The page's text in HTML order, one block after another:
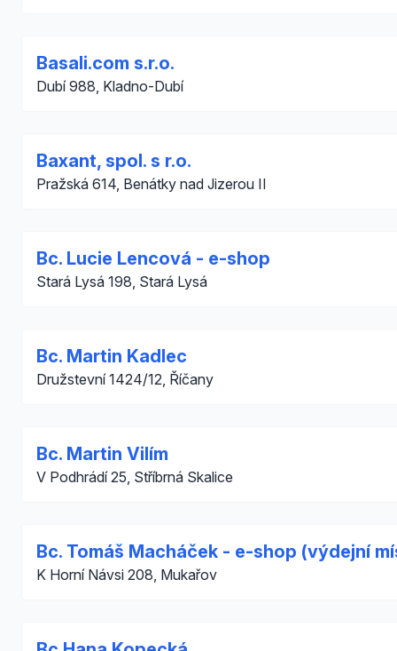
Basali.com s.r.o.
Dubí 988, Kladno-Dubí
Baxant, spol. s r.o.
Pražská 614, Benátky nad Jizerou II
Bc. Lucie Lencová - e-shop
Stará Lysá 198, Stará Lysá
Bc. Martin Kadlec
Družstevní 1424/12, Říčany
Bc. Martin Vilím
V Podhrádí 25, Stříbrná Skalice
Bc. Tomáš Macháček - e-shop (výdejní
K Horní Návsi 208, Mukařov